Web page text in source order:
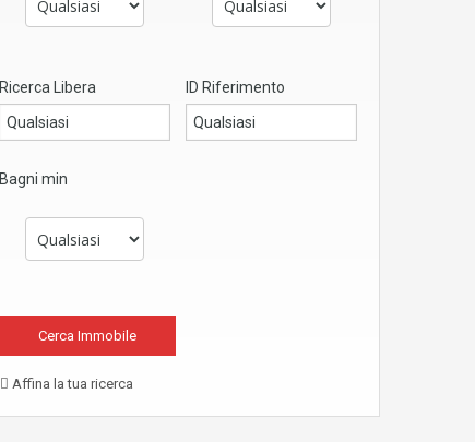
Ricerca Libera ID Riferimento
Bagni min
Affina la tua ricerca